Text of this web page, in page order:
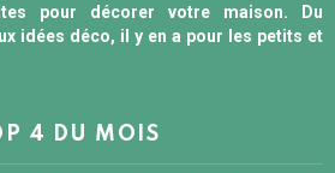
pour décorer votre maison. Du
idées déco, il y en a pour les petits et
4 DU MOIS